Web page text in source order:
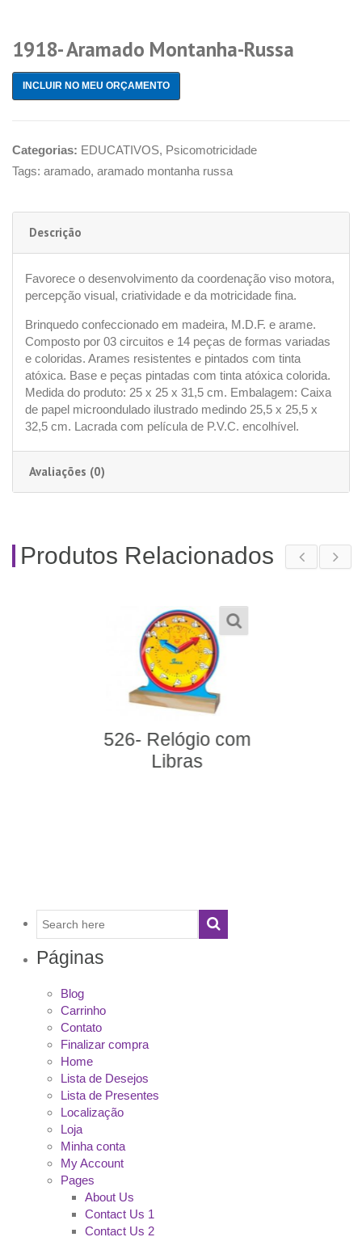
1918- Aramado Montanha-Russa
INCLUIR NO MEU ORÇAMENTO
Categorias: EDUCATIVOS, Psicomotricidade
Tags: aramado, aramado montanha russa
Descrição
Favorece o desenvolvimento da coordenação viso motora,
percepção visual, criatividade e da motricidade fina.
Brinquedo confeccionado em madeira, M.D.F. e arame.
Composto por 03 circuitos e 14 peças de formas variadas
e coloridas. Arames resistentes e pintados com tinta
atóxica. Base e peças pintadas com tinta atóxica colorida.
Medida do produto: 25 x 25 x 31,5 cm. Embalagem: Caixa
de papel microondulado ilustrado medindo 25,5 x 25,5 x
32,5 cm. Lacrada com película de P.V.C. encolhível.
Avaliações (0)
Produtos Relacionados
251- Teatro
Páginas
Blog
Carrinho
Contato
Finalizar compra
Home
Lista de Desejos
Lista de Presentes
Localização
Loja
Minha conta
My Account
Pages
About Us
Contact Us 1
Contact Us 2